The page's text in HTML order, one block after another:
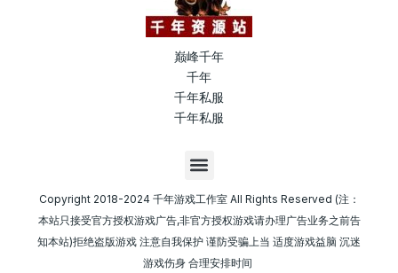
巅峰千年
千年
千年私服
千年私服
M
e
n
u
Copyright 2018-2024 千年游戏工作室 All Rights Reserved (注：
本站只接受官方授权游戏广告,非官方授权游戏请办理广告业务之前告
知本站)拒绝盗版游戏 注意自我保护 谨防受骗上当 适度游戏益脑 沉迷
游戏伤身 合理安排时间